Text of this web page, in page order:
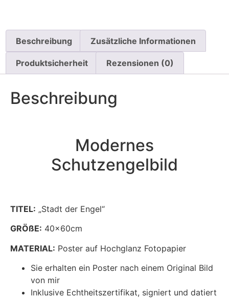
Beschreibung Zusätzliche Informationen
Produktsicherheit Rezensionen (0)
Beschreibung
Modernes
Schutzengelbild
TITEL: „Stadt der Engel“
GRÖßE: 40x60cm
MATERIAL: Poster auf Hochglanz Fotopapier
Sie erhalten ein Poster nach einem Original Bild
von mir
Inklusive Echtheitszertifikat, signiert und datiert